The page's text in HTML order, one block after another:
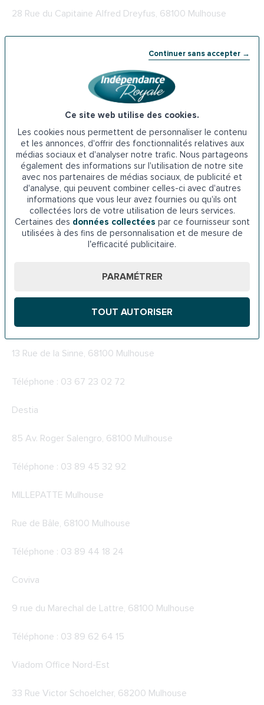
Continuer sans accepter →
Ce site web utilise des cookies.
Les cookies nous permettent de personnaliser le contenu
et les annonces, d'offrir des fonctionnalités relatives aux
médias sociaux et d'analyser notre trafic. Nous partageons
également des informations sur l'utilisation de notre site
avec nos partenaires de médias sociaux, de publicité et
d'analyse, qui peuvent combiner celles-ci avec d'autres
informations que vous leur avez fournies ou qu'ils ont
collectées lors de votre utilisation de leurs services.
Certaines des données collectées par ce fournisseur sont
utilisées à des fins de personnalisation et de mesure de
l’efficacité publicitaire.
PARAMÉTRER
TOUT AUTORISER
28 Rue du Capitaine Alfred Dreyfus, 68100 Mulhouse
1 Rue de Chalampé, 68100 Mulhouse
Téléphone : 03 89 33 48 88
Domicile Clean
11 Rue du 17 Novembre, 68100 Mulhouse
Téléphone : 03 69 54 71 09
9 Rue Franklin, 68200 Mulhouse
Téléphone : 02 43 72 02 02
Centre Services Mulhouse Sud
13 Rue de la Sinne, 68100 Mulhouse
Téléphone : 03 67 23 02 72
Destia
85 Av. Roger Salengro, 68100 Mulhouse
Téléphone : 03 89 45 32 92
MILLEPATTE Mulhouse
Rue de Bâle, 68100 Mulhouse
Téléphone : 03 89 44 18 24
Coviva
9 rue du Marechal de Lattre, 68100 Mulhouse
Téléphone : 03 89 62 64 15
Viadom Office Nord-Est
33 Rue Victor Schoelcher, 68200 Mulhouse